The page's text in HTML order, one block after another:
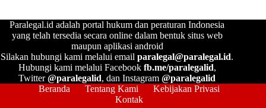
Paralegal.id adalah portal hukum dan peraturan Indonesia
yang telah tersedia secara online dalam bentuk situs web
maupun aplikasi android
Silakan hubungi kami melalui emailparalegal@paralegal.id.
Hubungi kami melalui Facebook fb.me/paralegalid,
Twitter@paralegalid, dan Instagram@paralegalid
Beranda
Tentang Kami
Kebijakan Privasi
Kontak